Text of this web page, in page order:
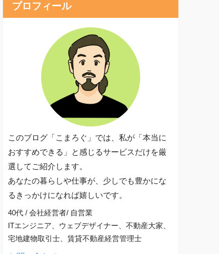
プロフィール
このブログ「こまろぐ」では、私が「本当に
おすすめできる」と感じるサービスだけを厳
選してご紹介します。
あなたの暮らしや仕事が、少しでも豊かにな
るきっかけになれば嬉しいです。
40代 / 会社経営者/ 自営業
ITエンジニア、ウェブデザイナー、不動産大家、
宅地建物取引士、賃貸不動産経営管理士